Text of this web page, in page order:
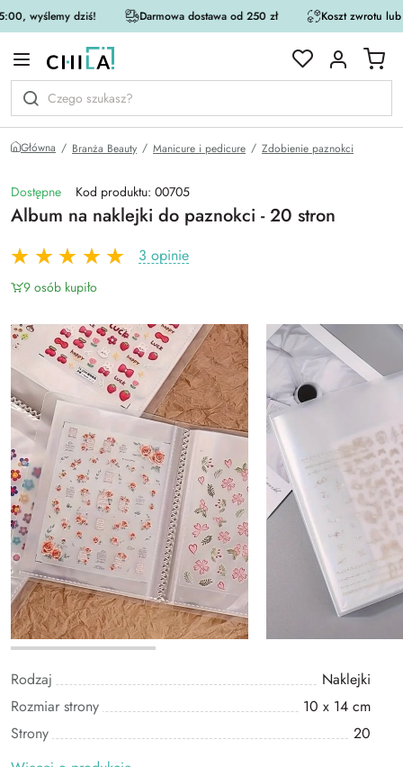
wyślemy dziś! Darmowa dostawa od 250 zł Koszt zwrotu
Główna Branża Beauty Manicure i pedicure Zdobienie paznokci
Dostępne Kod produktu: 00705
Album na naklejki do paznokci - 20 stron
3 opinie
9 osób kupiło
Rodzaj
Naklejki
Rozmiar strony
10 x 14 cm
Strony
20